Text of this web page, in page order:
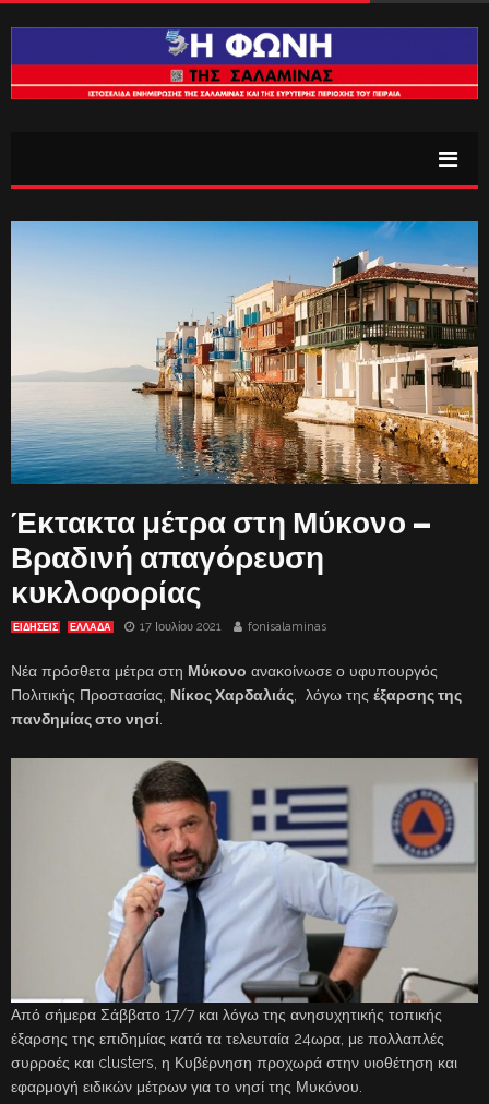
Έκτακτα μέτρα στη Μύκονο –
Βραδινή απαγόρευση
κυκλοφορίας
ΕΙΔΗΣΕΙΣ ΕΛΛΑΔΑ 17 Ιουλίου 2021 fonisalaminas
Νέα πρόσθετα μέτρα στη Μύκονο ανακοίνωσε ο υφυπουργός
Πολιτικής Προστασίας, Νίκος Χαρδαλιάς , λόγω της έξαρσης της
πανδημίας στο νησί
Από σήμερα Σάββατο 17/7 και λόγω της ανησυχητικής τοπικής
έξαρσης της επιδημίας κατά τα τελευταία 24ωρα, με πολλαπλές
συρροές και clusters, η Κυβέρνηση προχωρά στην υιοθέτηση και
εφαρμογή ειδικών μέτρων για το νησί της Μυκόνου.